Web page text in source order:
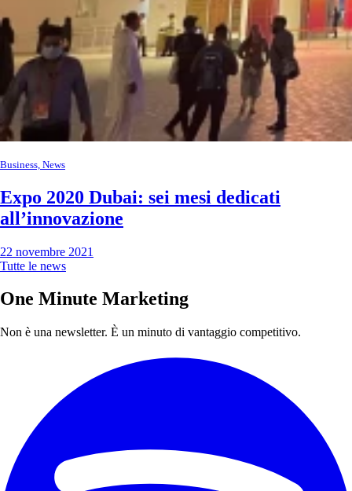
Business, News
Expo 2020 Dubai: sei mesi dedicati
all’innovazione
22 novembre 2021
Tutte le news
One Minute Marketing
Non è una newsletter. È un minuto di vantaggio competitivo.